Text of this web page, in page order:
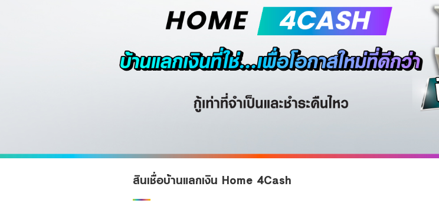
บริการ
ดิจิทัลแบงก์กิ้ง
Foreigners
สินเชื่อบ้านแลกเงิน Home 4Cash